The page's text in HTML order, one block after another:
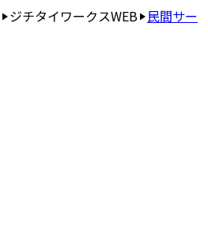
ジチタイワークスWEB 民間サー